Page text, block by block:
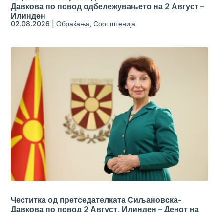
Давкова по повод одбележувањето на 2 Август –
Илинден
02.08.2026 |Обраќања,Соопштенија
Честитка од претседателката Сиљановска-
Давкова по повод 2 Август, Илинден – Денот на